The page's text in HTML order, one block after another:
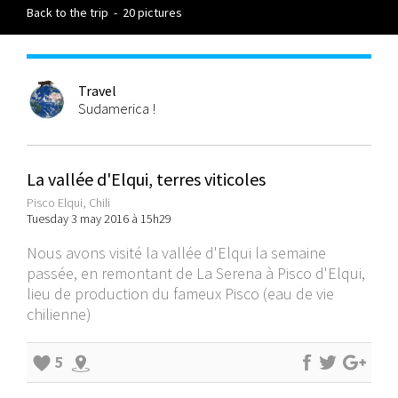
Back to the trip - 20 pictures
Travel
Sudamerica !
La vallée d'Elqui, terres viticoles
Pisco Elqui, Chili
Tuesday 3 may 2016 à 15h29
Nous avons visité la vallée d'Elqui la semaine
passée, en remontant de La Serena à Pisco d'Elqui,
lieu de production du fameux Pisco (eau de vie
chilienne)
5